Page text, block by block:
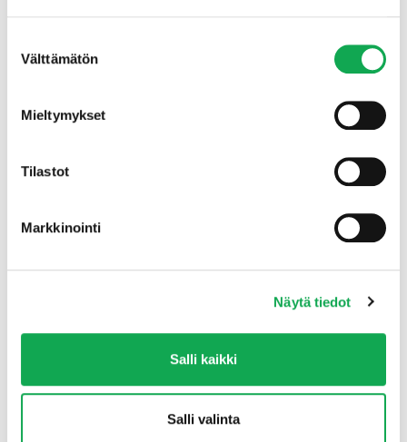
valinta
Välttämätön
Mieltymykset
Tilastot
Markkinointi
Näytä tiedot
Salli kaikki
Salli valinta